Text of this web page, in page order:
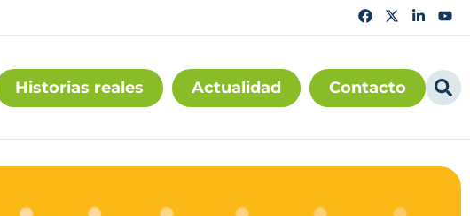
Historias reales Actualidad Contacto